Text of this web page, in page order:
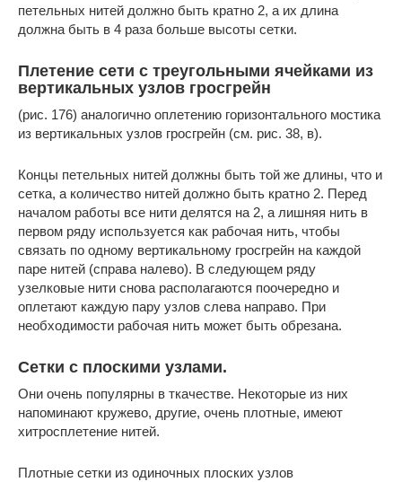
петельных нитей должно быть кратно 2, а их длина
должна быть в 4 раза больше высоты сетки.
Плетение сети с треугольными ячейками из
вертикальных узлов гросгрейн
(рис. 176) аналогично оплетению горизонтального мостика
из вертикальных узлов гросгрейн (см. рис. 38, в).
Концы петельных нитей должны быть той же длины, что и
сетка, а количество нитей должно быть кратно 2. Перед
началом работы все нити делятся на 2, а лишняя нить в
первом ряду используется как рабочая нить, чтобы
связать по одному вертикальному гросгрейн на каждой
паре нитей (справа налево). В следующем ряду
узелковые нити снова располагаются поочередно и
оплетают каждую пару узлов слева направо. При
необходимости рабочая нить может быть обрезана.
Сетки с плоскими узлами.
Они очень популярны в ткачестве. Некоторые из них
напоминают кружево, другие, очень плотные, имеют
хитросплетение нитей.
Плотные сетки из одиночных плоских узлов